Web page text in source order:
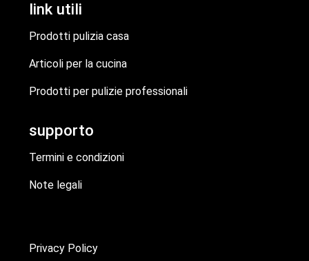
link utili
Prodotti pulizia casa
Articoli per la cucina
Prodotti per pulizie professionali
supporto
Termini e condizioni
Note legali
Privacy Policy